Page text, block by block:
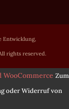
Entwicklung,
rights reserved.
Zum
oder Widerruf von